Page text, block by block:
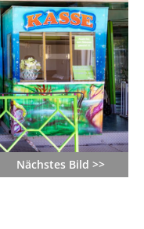
Nächstes Bild >>